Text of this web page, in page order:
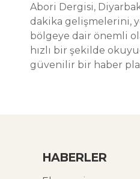
Abori Dergisi,
dakika gelişmelerini,
bölgeye dair önemli
hızlı bir şekilde
güvenilir bir haber
HABERLER